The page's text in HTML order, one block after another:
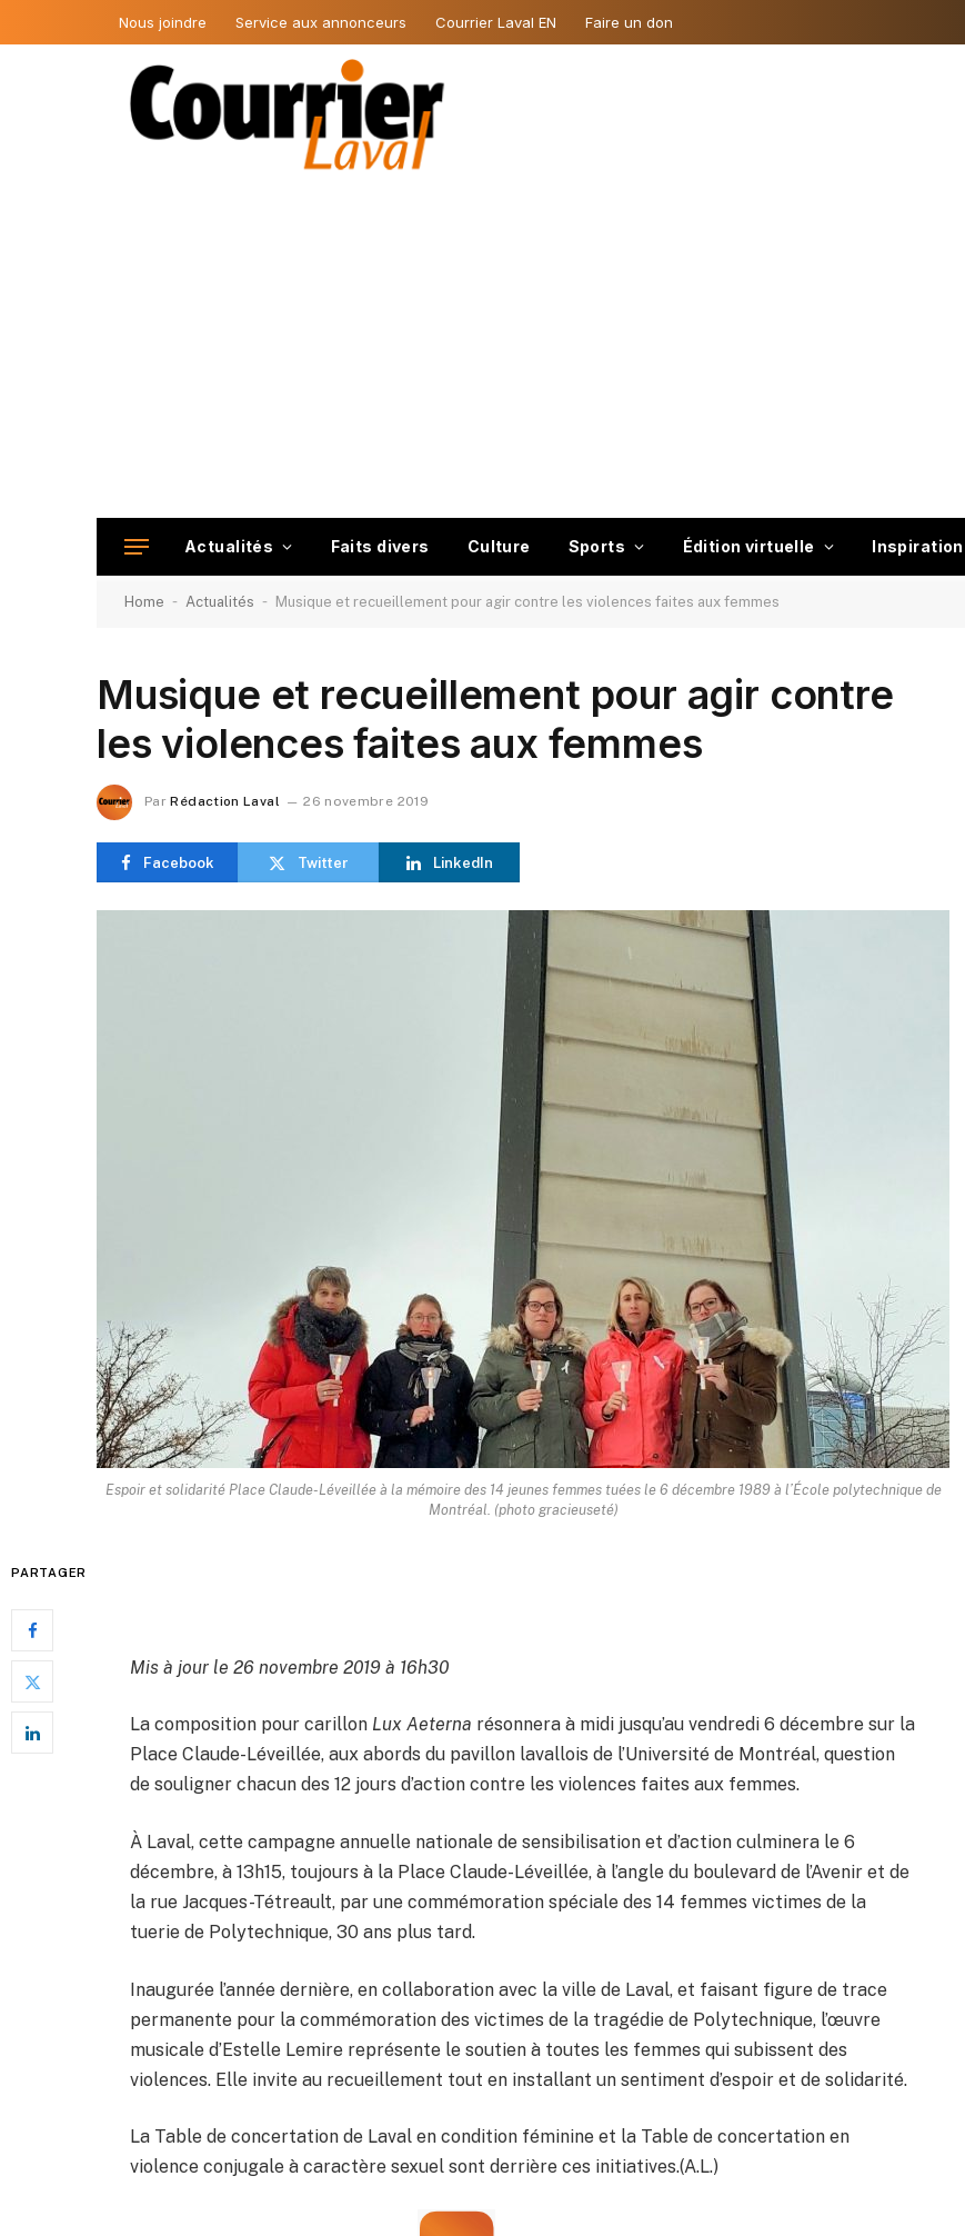
Nous joindre Service aux annonceurs Courrier Laval EN Faire un don
Actualités Faits divers Culture Sports Édition virtuelle Inspiration
Home - Actualités - Musique et recueillement pour agir contre les violences faites aux femmes
Musique et recueillement pour agir contre
les violences faites aux femmes
Par Rédaction Laval 26 novembre 2019
Facebook Twitter LinkedIn
Espoir et solidarité Place Claude-Léveillée à la mémoire des 14 jeunes femmes tuées le 6 décembre 1989 à l’École polytechnique de
Montréal. (photo gracieuseté)
PARTAGER
Mis à jour le 26 novembre 2019 à 16h30
La composition pour carillon Lux Aeterna résonnera à midi jusqu’au vendredi 6 décembre sur la
Place Claude-Léveillée, aux abords du pavillon lavallois de l’Université de Montréal, question
de souligner chacun des 12 jours d’action contre les violences faites aux femmes.
À Laval, cette campagne annuelle nationale de sensibilisation et d’action culminera le 6
décembre, à 13h15, toujours à la Place Claude-Léveillée, à l’angle du boulevard de l’Avenir et de
la rue Jacques-Tétreault, par une commémoration spéciale des 14 femmes victimes de la
tuerie de Polytechnique, 30 ans plus tard.
Inaugurée l’année dernière, en collaboration avec la ville de Laval, et faisant figure de trace
permanente pour la commémoration des victimes de la tragédie de Polytechnique, l’œuvre
musicale d’Estelle Lemire représente le soutien à toutes les femmes qui subissent des
violences. Elle invite au recueillement tout en installant un sentiment d’espoir et de solidarité.
La Table de concertation de Laval en condition féminine et la Table de concertation en
violence conjugale à caractère sexuel sont derrière ces initiatives.(A.L.)